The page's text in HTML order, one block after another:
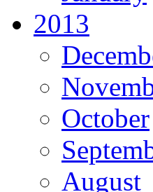
2013
October
August